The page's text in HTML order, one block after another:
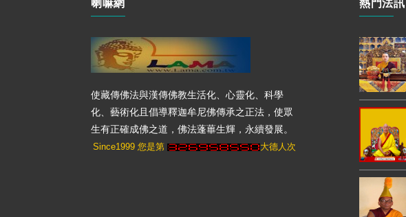
使藏傳佛法與漢傳佛教生活化、心靈化、科學
化、藝術化且倡導釋迦牟尼佛傳承之正法，使眾
生有正確成佛之道，佛法蓬蓽生輝，永續發展。
Since1999 您是第 大德人次